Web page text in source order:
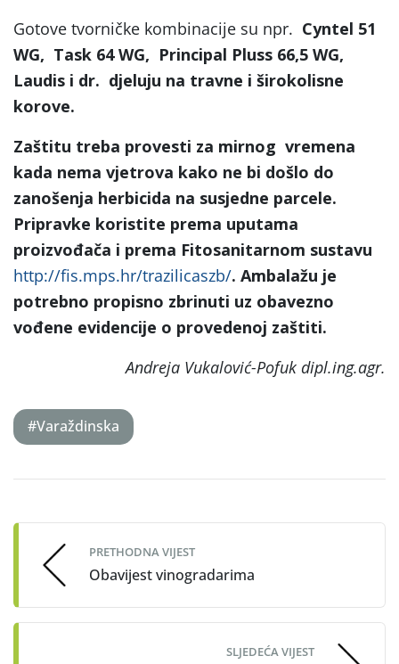
Gotove tvorničke kombinacije su npr. Cyntel 51
WG, Task 64 WG, Principal Pluss 66,5 WG,
Laudis i dr. djeluju na travne i širokolisne
korove.
Zaštitu treba provesti za mirnog vremena
kada nema vjetrova kako ne bi došlo do
zanošenja herbicida na susjedne parcele.
Pripravke koristite prema uputama
proizvođača i prema Fitosanitarnom sustavu
http://fis.mps.hr/trazilicaszb/. Ambalažu je
potrebno propisno zbrinuti uz obavezno
vođene evidencije o provedenoj zaštiti.
Andreja Vukalović-Pofuk dipl.ing.agr.
#Varaždinska
navigation
PRETHODNA VIJEST
Obavijest vinogradarima
SLJEDEĆA VIJEST